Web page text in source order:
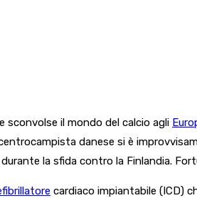
sconvolse il mondo del calcio agli
danese si è
la sfida contro la Finlandia.
cardiaco impiantabile (ICD)